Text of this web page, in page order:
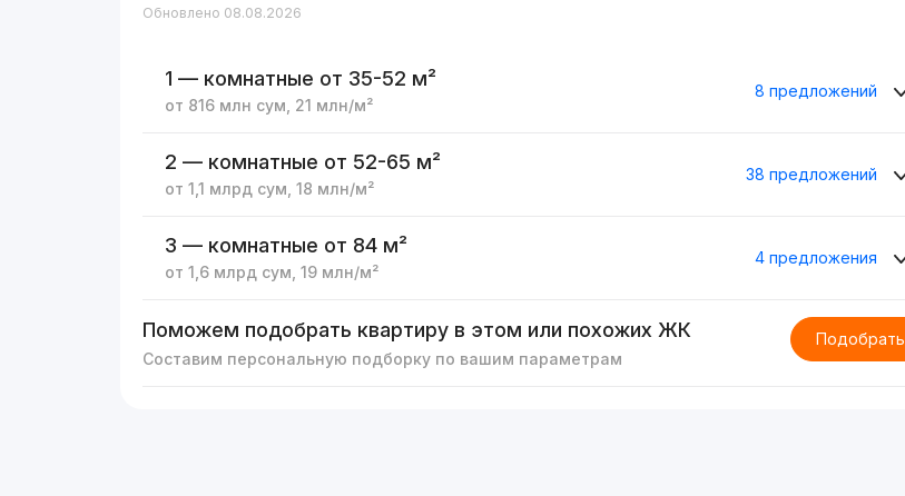
Обновлено 08.08.2026
1 — комнатные от 35-52 м²
от 816 млн сум 21 млн/м²
8 предложений
2 — комнатные от 52-65 м²
от1,1 млрд сум ,18 млн/м²
38 предложений
3 — комнатные от 84 м²
от1,6 млрд сум ,19 млн/м²
4 предложения
Поможем подобрать квартиру в этом или похожих ЖК
Составим персональную подборку по вашим параметрам
Подобрать